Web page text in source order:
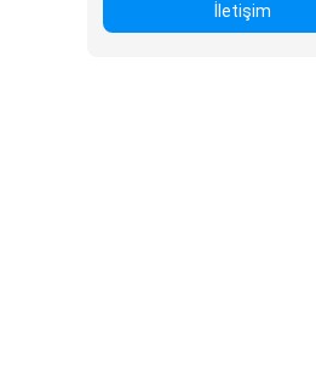
İletişim